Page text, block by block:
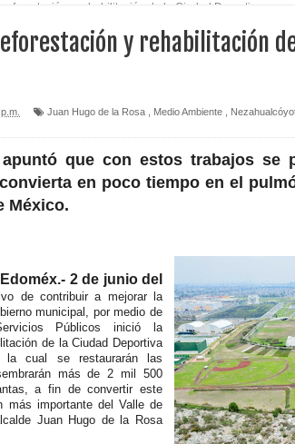
y rehabilitación de la Ciudad Deportiva
y rehabilitación
Juan Hugo de la Rosa Medio Ambiente
que con estos trabajos se
en poco tiempo en el
México.
2 de junio del
de contribuir a mejorar la
municipal, por medio de
Públicos inició la
de la Ciudad Deportiva
cual se restaurarán las
más de 2 mil 500
a fin de convertir este
más importante del Valle de
Juan Hugo de la Rosa